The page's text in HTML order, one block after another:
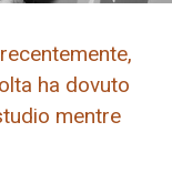
recentemente,
ha dovuto
mentre